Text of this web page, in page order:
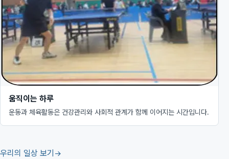
움직이는 하루
운동과 체육활동은 건강관리와 사회적 관계가 함께 이어지는 시간입니다.
우리의 일상 보기